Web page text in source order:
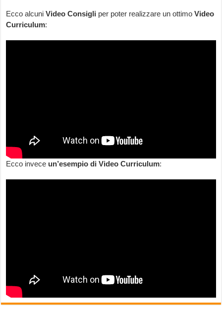
Ecco alcuniVideo Consigli per poter realizzare un ottimoVideo
Curriculum:
Ecco invece un’esempio di Video Curriculum: